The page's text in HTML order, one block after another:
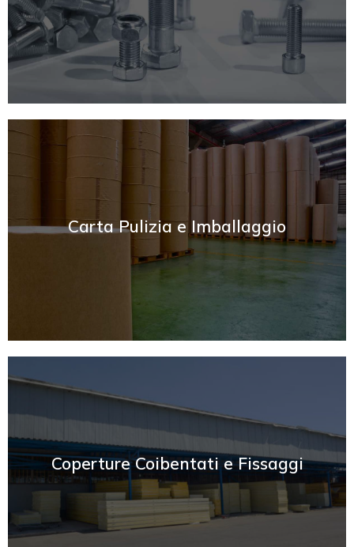
Carta Pulizia e Imballaggio
SCOPRI
Coperture Coibentati e Fissaggi